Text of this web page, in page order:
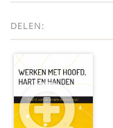
DELEN: